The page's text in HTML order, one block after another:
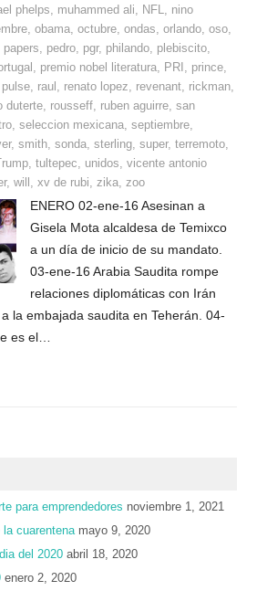
phelps muhammed ali NFL
nino
,obama ,octubre ,ondas ,orlando ,oso
papers pedro pgr, philando plebiscito
premio nobel literatura PRI prince
pulse raul renato lopez revenant rickman
duterte rousseff ruben aguirre ,san
,seleccion mexicana ,septiembre
,smith ,sonda ,sterling ,super,terremoto
,tultepec unidos ,vicente antonio
,will ,xv de rubi zika zoo
ENERO 02-ene-16 Asesinan a
Gisela Mota alcaldesa de Temixco
a un día de inicio de su mandato.
03-ene-16 Arabia Saudita rompe
relaciones diplomáticas con Irán
la embajada saudita en Teherán. 04-
es el…
para emprendedores noviembre 1, 2021
la cuarentena mayo 9, 2020
del 2020 abril 18, 2020
enero 2, 2020